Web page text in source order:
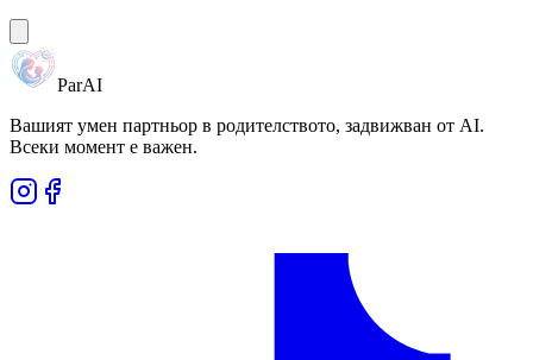
ParAI
Вашият умен партньор в родителството, задвижван от AI.
Всеки момент е важен.